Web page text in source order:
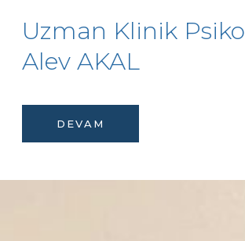
Uzman Klinik
Alev AKAL
DEVAM